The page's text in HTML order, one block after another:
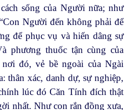
sống của Người nữa; như
Người đến không phải để
để phục vụ và hiến dâng sự
phương thuốc tận cùng của
đó, vẻ bề ngoài của Ngài
thân xác, danh dự, sự nghiệp,
lúc đó Căn Tính đích thật
nhất. Như con rắn đồng xưa,